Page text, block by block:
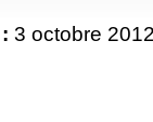
3 octobre